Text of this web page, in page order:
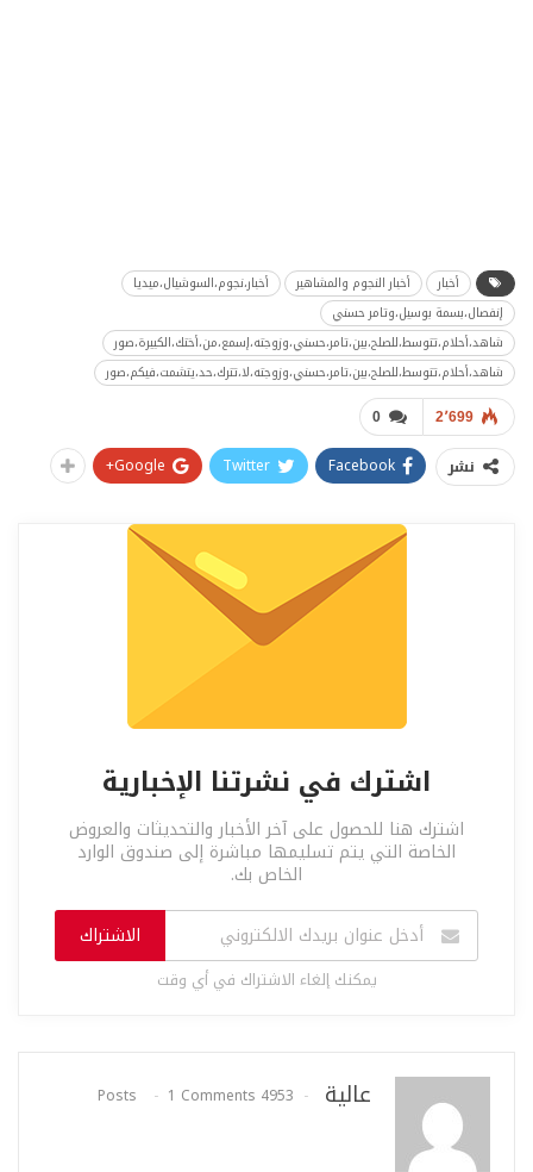
أخبار أخبار النجوم والمشاهير
أخبار،نجوم،السوشيال،ميديا
إنفصال،بسمة بوسيل،وتامر حسني
شاهد،أحلام،تتوسط،للصلح،بين،تامر،حسني،وزوجته،إسمع،من،أختك،الكبيرة،صور
شاهد،أحلام،تتوسط،للصلح،بين،تامر،حسني،وزوجته،لا،تترك،حد،يتشمت،فيكم،صور
0 2٬699
نشر Facebook
Twitter
Google+
اشترك في نشرتنا الإخبارية
اشترك هنا للحصول على آخر الأخبار والتحديثات والعروض
الخاصة التي يتم تسليمها مباشرة إلى صندوق الوارد
الخاص بك.
الاشتراك
يمكنك إلغاء الاشتراك في أي وقت
عالية 4953 Posts
1 Comments